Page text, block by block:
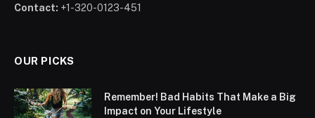
Contact: +1-320-0123-451
OUR PICKS
Remember! Bad Habits That Make a Big
Impact on Your Lifestyle